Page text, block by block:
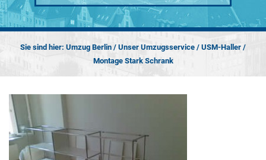
Sie sind hier: Umzug Berlin / Unser Umzugsservice / USM-Haller /
Montage Stark Schrank